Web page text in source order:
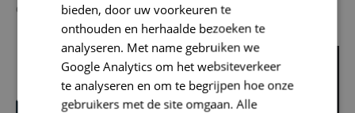
Geniet van de rit!bieden, door uw voorkeuren te
onthouden en herhaalde bezoeken te
analyseren. Met name gebruiken we
Google Analytics om het websiteverkeer
te analyseren en om te begrijpen hoe onze
gebruikers met de site omgaan. Alle